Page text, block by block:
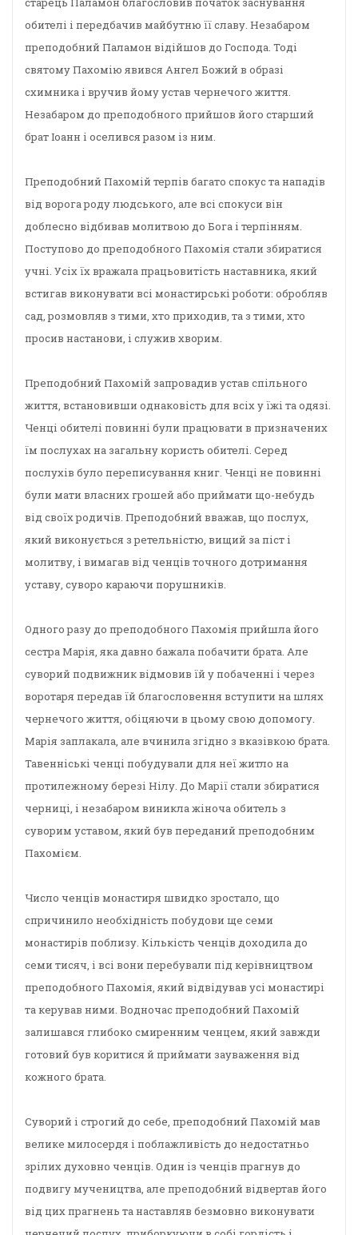
обителі і передбачив майбутню її славу. Незабаром
преподобний Паламон відійшов до Господа. Тоді
святому Пахомію явився Ангел Божий в образі
схимника і вручив йому устав чернечого життя.
Незабаром до преподобного прийшов його старший
брат Іоанн і оселився разом із ним.
Преподобний Пахомій терпів багато спокус та нападів
від ворога роду людського, але всі спокуси він
доблесно відбивав молитвою до Бога і терпінням.
Поступово до преподобного Пахомія стали збиратися
учні. Усіх їх вражала працьовитість наставника, який
встигав виконувати всі монастирські роботи: обробляв
сад, розмовляв з тими, хто приходив, та з тими, хто
просив настанови, і служив хворим.
Преподобний Пахомій запровадив устав спільного
життя, встановивши однаковість для всіх у їжі та одязі.
Ченці обителі повинні були працювати в призначених
їм послухах на загальну користь обителі. Серед
послухів було переписування книг. Ченці не повинні
були мати власних грошей або приймати що-небудь
від своїх родичів. Преподобний вважав, що послух,
який виконується з ретельністю, вищий за піст і
молитву, і вимагав від ченців точного дотримання
уставу, суворо караючи порушників.
Одного разу до преподобного Пахомія прийшла його
сестра Марія, яка давно бажала побачити брата. Але
суворий подвижник відмовив їй у побаченні і через
воротаря передав їй благословення вступити на шлях
чернечого життя, обіцяючи в цьому свою допомогу.
Марія заплакала, але вчинила згідно з вказівкою брата.
Тавенніські ченці побудували для неї житло на
протилежному березі Нілу. До Марії стали збиратися
черниці, і незабаром виникла жіноча обитель з
суворим уставом, який був переданий преподобним
Пахомієм.
Число ченців монастиря швидко зростало, що
спричинило необхідність побудови ще семи
монастирів поблизу. Кількість ченців доходила до
семи тисяч, і всі вони перебували під керівництвом
преподобного Пахомія, який відвідував усі монастирі
та керував ними. Водночас преподобний Пахомій
залишався глибоко смиренним ченцем, який завжди
готовий був коритися й приймати зауваження від
кожного брата.
Суворий і строгий до себе, преподобний Пахомій мав
велике милосердя і поблажливість до недостатньо
зрілих духовно ченців. Один із ченців прагнув до
подвигу мучеництва, але преподобний відвертав його
від цих прагнень та наставляв безмовно виконувати